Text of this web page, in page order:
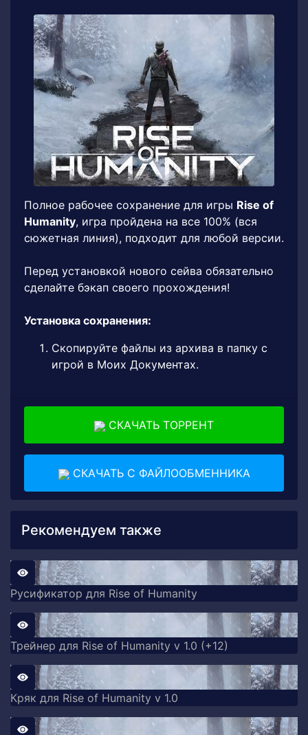
Полное рабочее сохранение для игры Rise of
Humanity, игра пройдена на все 100% (вся
сюжетная линия), подходит для любой версии.
Перед установкой нового сейва обязательно
сделайте бэкап своего прохождения!
Установка сохранения:
Скопируйте файлы из архива в папку с
игрой в Моих Документах.
СКАЧАТЬ ТОРРЕНТ
СКАЧАТЬ С ФАЙЛООБМЕННИКА
Рекомендуем также
Русификатор для Rise of Humanity
Трейнер для Rise of Humanity v 1.0 (+12)
Кряк для Rise of Humanity v 1.0